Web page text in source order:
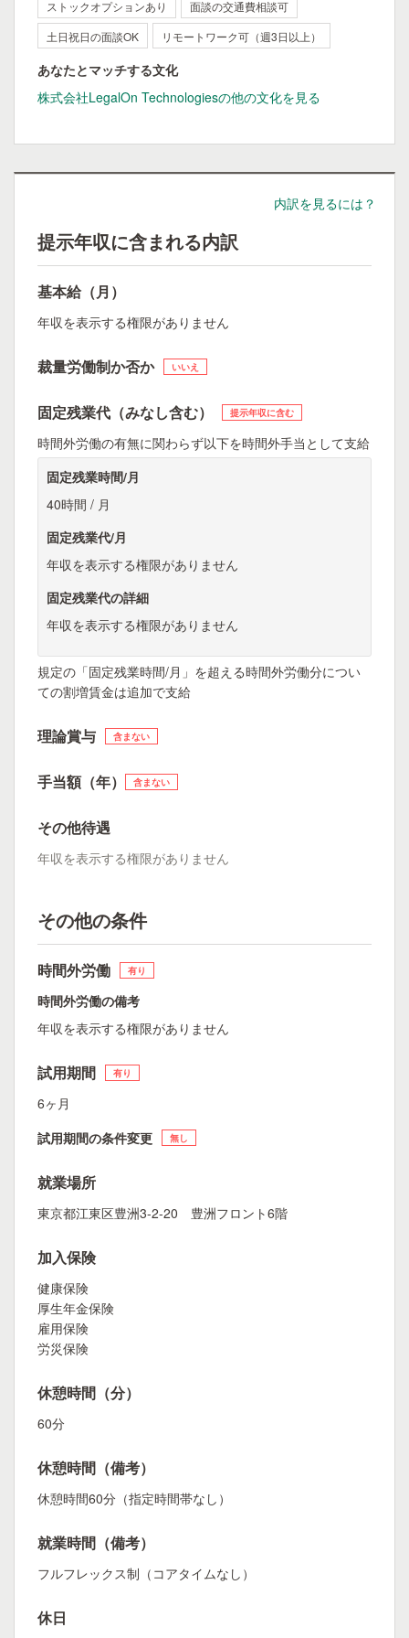
ストックオプションあり
面談の交通費相談可
土日祝日の面談OK
リモートワーク可（週3日以上）
あなたとマッチする文化
株式会社LegalOn Technologiesの他の文化を見る
内訳を見るには？
提示年収に含まれる内訳
基本給（月）
年収を表示する権限がありません
裁量労働制か否か いいえ
固定残業代（みなし含む） 提示年収に含む
時間外労働の有無に関わらず以下を時間外手当として支給
固定残業時間/月
40時間 / 月
固定残業代/月
年収を表示する権限がありません
固定残業代の詳細
年収を表示する権限がありません
規定の「固定残業時間/月」を超える時間外労働分につい
ての割増賃金は追加で支給
理論賞与 含まない
手当額（年） 含まない
その他待遇
年収を表示する権限がありません
その他の条件
時間外労働 有り
時間外労働の備考
年収を表示する権限がありません
試用期間 有り
6ヶ月
試用期間の条件変更
無し
就業場所
東京都江東区豊洲3-2-20 豊洲フロント6階
加入保険
健康保険
厚生年金保険
雇用保険
労災保険
休憩時間（分）
60分
休憩時間（備考）
休憩時間60分（指定時間帯なし）
就業時間（備考）
フルフレックス制（コアタイムなし）
休日